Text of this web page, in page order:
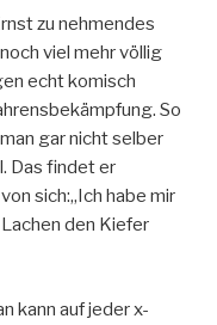
zu nehmendes
viel mehr völlig
echt komisch
So
gar nicht selber
Das findet er
sich:„Ich habe mir
den Kiefer
kann auf jeder x-